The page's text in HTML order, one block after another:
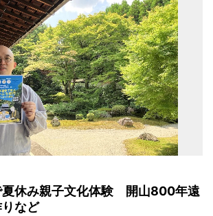
夏休み親子文化体験 開山800年遠
など